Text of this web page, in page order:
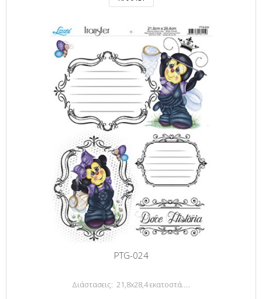
PTG-024
Διάστασεις: 21,8x28,4 εκατοστά.....